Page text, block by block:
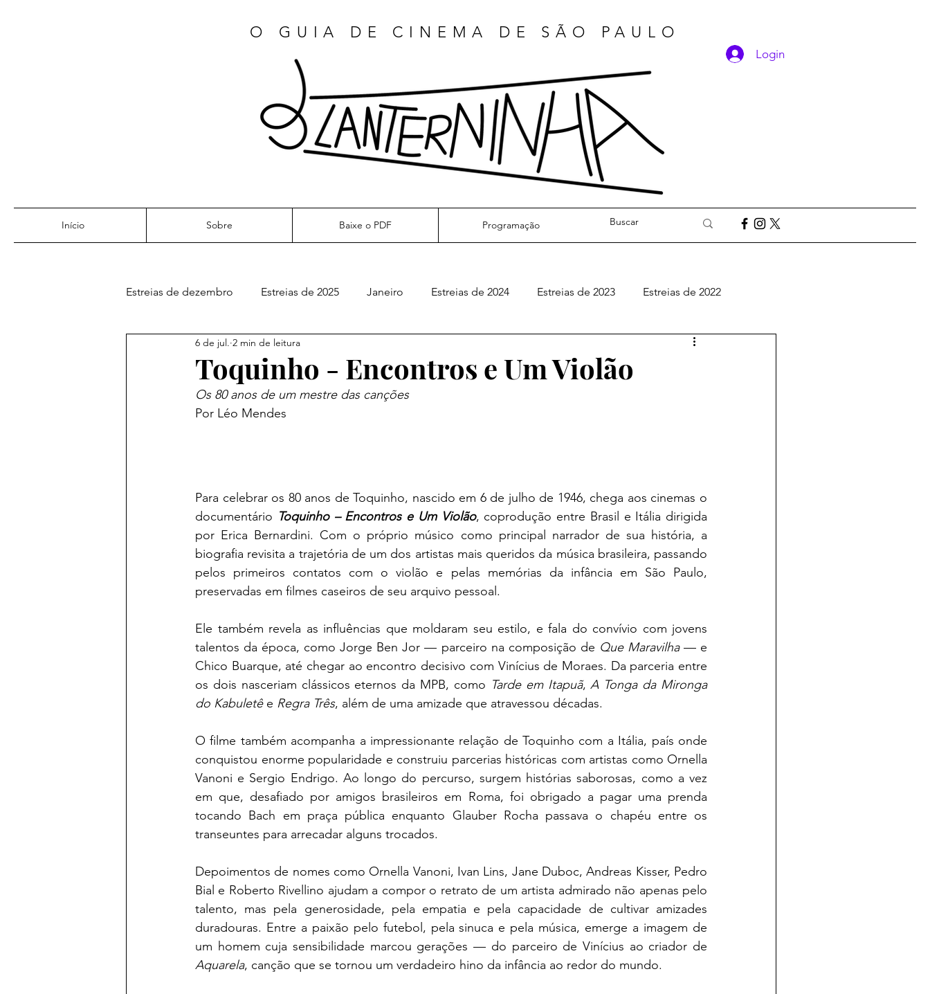
O GUIA DE CINEMA DE SÃO PAULO
Login
Início Sobre Baixe o PDF Programação
Estreias de dezembro Estreias de 2025 Janeiro Estreias de 2024 Estreias de 2023 Estreias de 2022
Fevereiro Março
Novembro Dezembro Estreias de 2026
Toquinho - Encontros e Um Violão
6 de jul. 2 min de leitura
Os 80 anos de um mestre das canções
Por Léo Mendes
Para celebrar os 80 anos de Toquinho, nascido em 6 de julho de 1946, chega aos cinemas o
documentário Toquinho – Encontros e Um Violão, coprodução entre Brasil e Itália dirigida
por Erica Bernardini. Com o próprio músico como principal narrador de sua história, a
biografia revisita a trajetória de um dos artistas mais queridos da música brasileira, passando
pelos primeiros contatos com o violão e pelas memórias da infância em São Paulo,
preservadas em filmes caseiros de seu arquivo pessoal.
Ele também revela as influências que moldaram seu estilo, e fala do convívio com jovens
talentos da época, como Jorge Ben Jor — parceiro na composição de Que Maravilha — e
Chico Buarque, até chegar ao encontro decisivo com Vinícius de Moraes. Da parceria entre
os dois nasceriam clássicos eternos da MPB, como Tarde em Itapuã, A Tonga da Mironga
do Kabuletê e Regra Três, além de uma amizade que atravessou décadas.
O filme também acompanha a impressionante relação de Toquinho com a Itália, país onde
conquistou enorme popularidade e construiu parcerias históricas com artistas como Ornella
Vanoni e Sergio Endrigo. Ao longo do percurso, surgem histórias saborosas, como a vez
em que, desafiado por amigos brasileiros em Roma, foi obrigado a pagar uma prenda
tocando Bach em praça pública enquanto Glauber Rocha passava o chapéu entre os
transeuntes para arrecadar alguns trocados.
Depoimentos de nomes como Ornella Vanoni, Ivan Lins, Jane Duboc, Andreas Kisser, Pedro
Bial e Roberto Rivellino ajudam a compor o retrato de um artista admirado não apenas pelo
talento, mas pela generosidade, pela empatia e pela capacidade de cultivar amizades
duradouras. Entre a paixão pelo futebol, pela sinuca e pela música, emerge a imagem de
Aquarela, canção que se tornou um verdadeiro hino da infância ao redor do mundo.